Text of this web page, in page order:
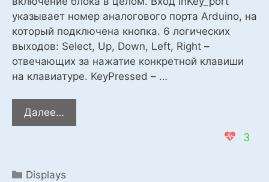
указывает номер аналогового порта Arduino, на
который подключена кнопка. 6 логических
выходов: Select, Up, Down, Left, Right –
отвечающих за нажатие конкретной клавиши
на клавиатуре. KeyPressed – …
Далее…
5-
клавиатуры
3
Categories
Displays